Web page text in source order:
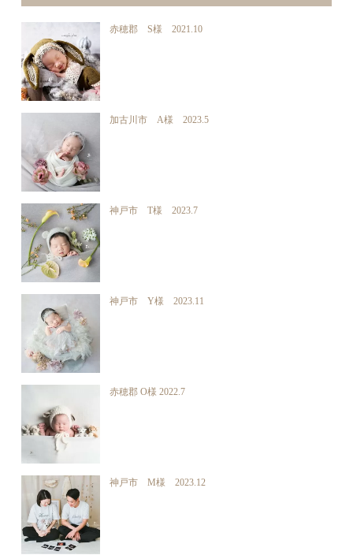
赤穂郡 S様 2021.10
加古川市 A様 2023.5
神戸市 T様 2023.7
神戸市 Y様 2023.11
赤穂郡 O様 2022.7
神戸市 M様 2023.12